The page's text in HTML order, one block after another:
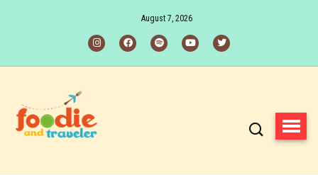
August 7, 2026